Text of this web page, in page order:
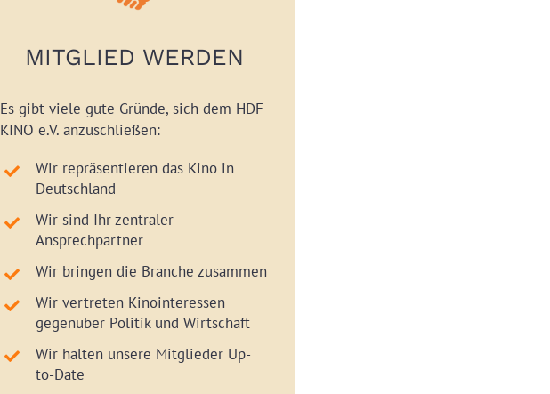
MITGLIED WERDEN
Es gibt viele gute Gründe, sich dem HDF
KINO e.V. anzuschließen:
Wir repräsentieren das Kino in
Deutschland
Wir sind Ihr zentraler
Ansprechpartner
Wir bringen die Branche zusammen
Wir vertreten Kinointeressen
gegenüber Politik und Wirtschaft
Wir halten unsere Mitglieder Up-
to-Date